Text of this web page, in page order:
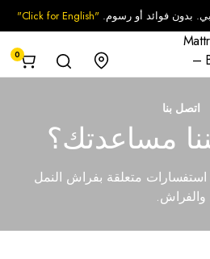
"Click for English"
0
اتصل بنا
مساعدتك؟
متعلقة بفراش النمل
والفراش.